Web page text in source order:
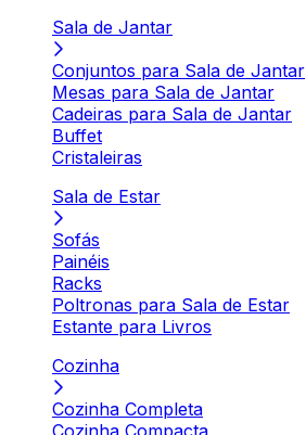
Sala de Jantar
Conjuntos para Sala de Jantar
Mesas para Sala de Jantar
Cadeiras para Sala de Jantar
Buffet
Cristaleiras
Sala de Estar
Sofás
Painéis
Racks
Poltronas para Sala de Estar
Estante para Livros
Cozinha
Cozinha Completa
Cozinha Compacta